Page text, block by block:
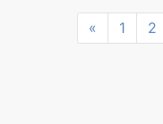
« Previous
1 2